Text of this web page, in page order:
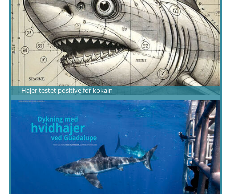
Hajer testet positive for kokain